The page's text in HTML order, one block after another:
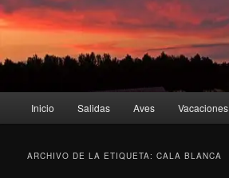
Inicio Salidas Aves Vacaciones
ARCHIVO DE LA ETIQUETA:CALA BLANCA